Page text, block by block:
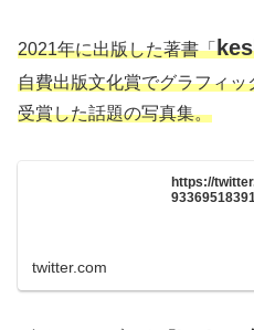
2021年に出版した著書「
自費出版文化賞でグラフィッ
受賞した話題の写真集。
https://
twitter.com